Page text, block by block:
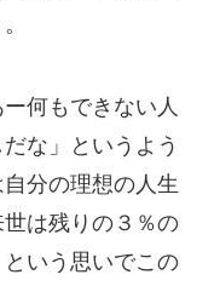
何もできない人
な」というよう
分の理想の人生
は残りの３％の
いう思いでこの